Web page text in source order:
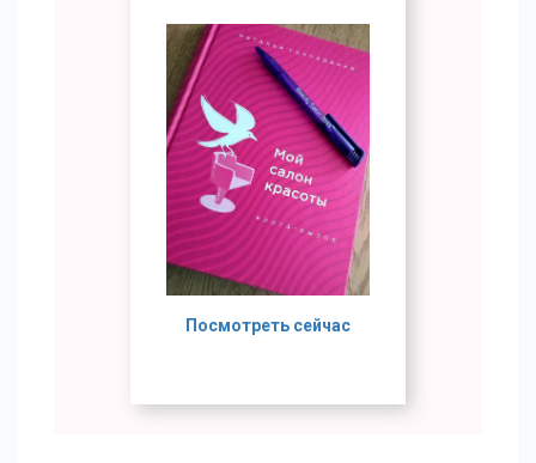
Посмотреть сейчас